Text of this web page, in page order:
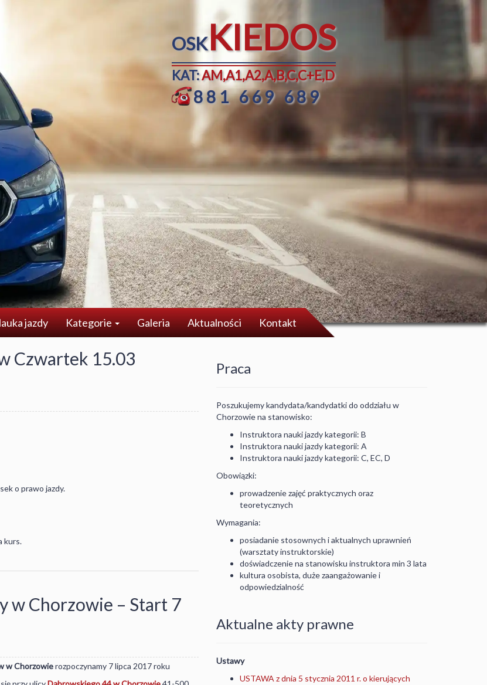
OSKKIEDOS
KAT:AM,A1,A2,A,B,C,C+E,D
881 669 689
jazdy Kategorie Galeria Aktualności Kontakt
Czwartek 15.03
o prawo jazdy.
kurs.
w Chorzowie – Start 7
w Chorzowierozpoczynamy 7 lipca 2017 roku
Praca
Poszukujemy kandydata/kandydatki do oddziału w
Chorzowie na stanowisko:
Instruktora nauki jazdy kategorii: B
Instruktora nauki jazdy kategorii: A
Instruktora nauki jazdy kategorii: C, EC, D
Obowiązki:
prowadzenie zajęć praktycznych oraz
teoretycznych
Wymagania:
posiadanie stosownych i aktualnych uprawnień
(warsztaty instruktorskie)
doświadczenie na stanowisku instruktora min 3 lata
kultura osobista, duże zaangażowanie i
odpowiedzialność
Aktualne akty prawne
Ustawy
USTAWA z dnia 5 stycznia 2011 r. o kierujących